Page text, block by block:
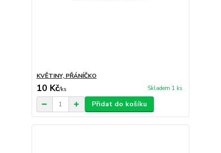
KVĚTINY, PŘÁNÍČKO
10 Kč/ks Skladem 1 ks
Přidat do košíku